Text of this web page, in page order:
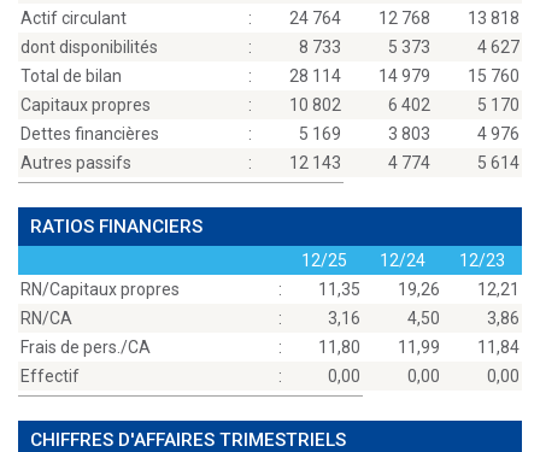
Actif circulant
: 24 764 12 768
13 818
dont disponibilités
: 8 733 5 373
4 627
Total de bilan
: 28 114 14 979
15 760
Capitaux propres
: 10 802 6 402
5 170
Dettes financières
: 5 169 3 803
4 976
Autres passifs
: 12 143 4 774 5 614
RATIOS FINANCIERS
12/25 12/24
12/23
RN/Capitaux propres
: 11,35 19,26
12,21
RN/CA
: 3,16 4,50
3,86
Frais de pers./CA
: 11,80 11,99
11,84
Effectif
: 0,00 0,00 0,00
CHIFFRES D'AFFAIRES TRIMESTRIELS